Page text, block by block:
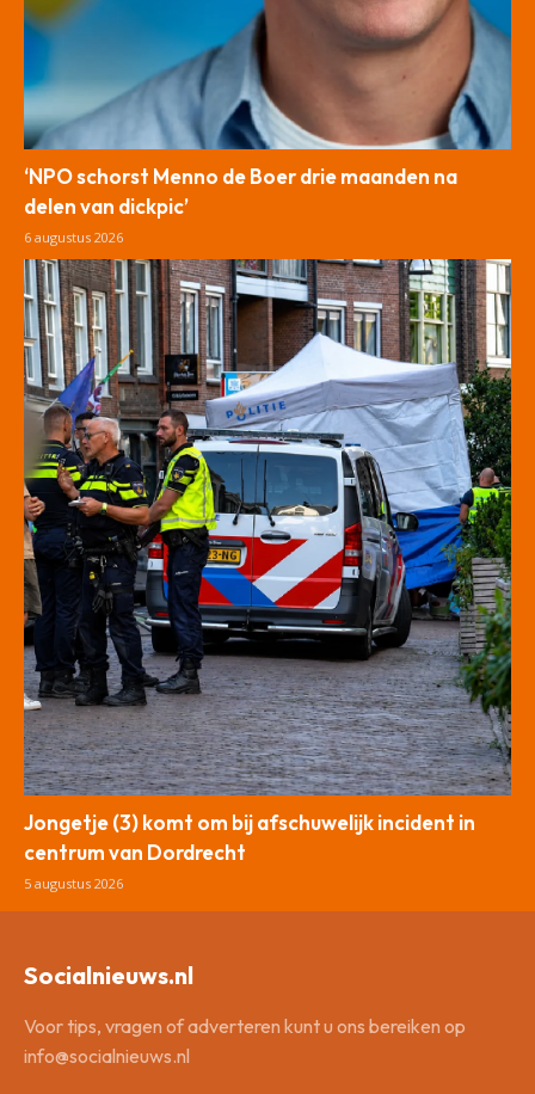
‘NPO schorst Menno de Boer drie maanden na
delen van dickpic’
6 augustus 2026
Jongetje (3) komt om bij afschuwelijk incident in
centrum van Dordrecht
5 augustus 2026
Socialnieuws.nl
Voor tips, vragen of adverteren kunt u ons bereiken op
info@socialnieuws.nl